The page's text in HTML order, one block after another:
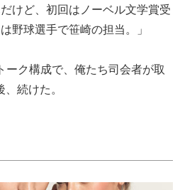
けど、初回はノーベル文学賞受
野球選手で笹崎の担当。」
ク構成で、俺たち司会者が取
続けた。